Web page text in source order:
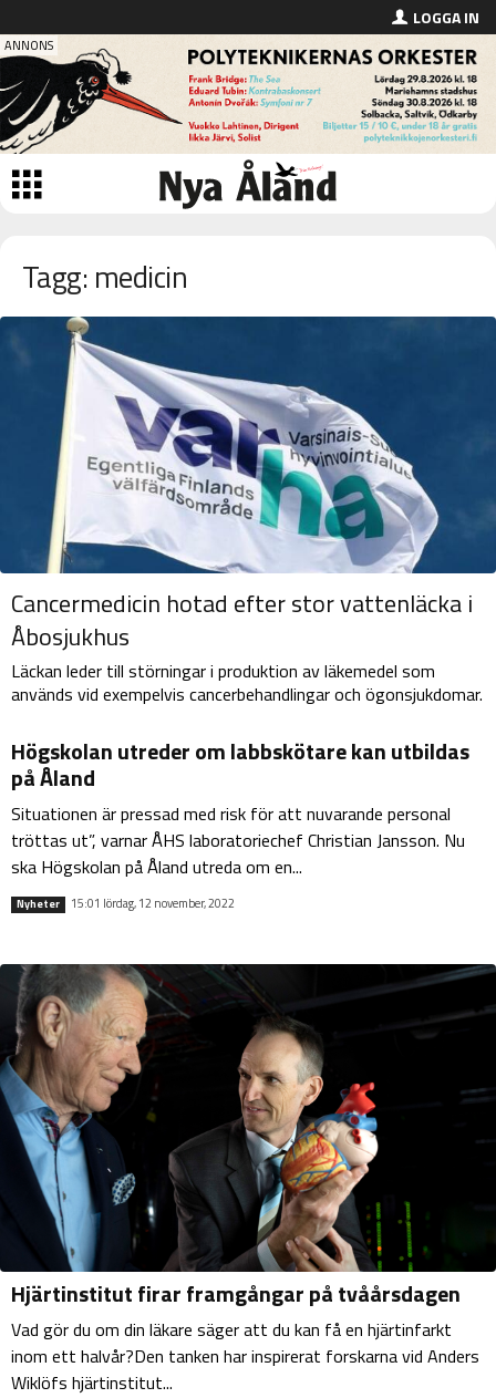
LOGGA IN
Tagg: medicin
Cancermedicin hotad efter stor vattenläcka i
Åbosjukhus
Läckan leder till störningar i produktion av läkemedel som
används vid exempelvis cancerbehandlingar och ögonsjukdomar.
Högskolan utreder om labbskötare kan utbildas
på Åland
Situationen är pressad med risk för att nuvarande personal
tröttas ut”, varnar ÅHS laboratoriechef Christian Jansson. Nu
ska Högskolan på Åland utreda om en...
Nyheter 15:01 lördag, 12 november, 2022
Hjärtinstitut firar framgångar på tvåårsdagen
Vad gör du om din läkare säger att du kan få en hjärtinfarkt
inom ett halvår?Den tanken har inspirerat forskarna vid Anders
Wiklöfs hjärtinstitut...